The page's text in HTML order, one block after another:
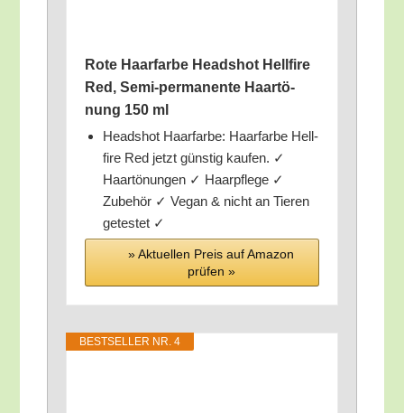
Rote Haar­far­be Headshot Hell­fi­re
Red, Semi-per­ma­nen­te Haar­tö­
nung 150 ml
Headshot Haar­far­be: Haar­far­be Hell­
fi­re Red jetzt güns­tig kau­fen. ✓
Haar­tö­nun­gen ✓ Haar­pfle­ge ✓
Zube­hör ✓ Vegan & nicht an Tie­ren
getestet ✓
» Aktu­el­len Preis auf Ama­zon
prü­fen »
BEST­SEL­LER NR. 4